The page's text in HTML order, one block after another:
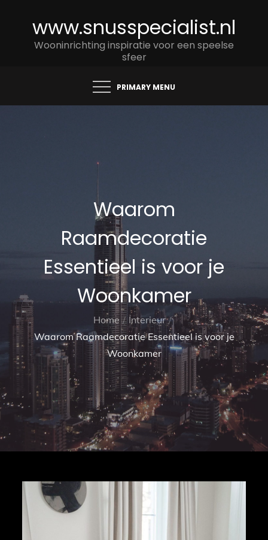
www.snusspecialist.nl
Wooninrichting inspiratie voor een speelse
sfeer
PRIMARY MENU
Waarom
Raamdecoratie
Essentieel is voor je
Woonkamer
Home
Interieur
Waarom Raamdecoratie Essentieel is voor je
Woonkamer